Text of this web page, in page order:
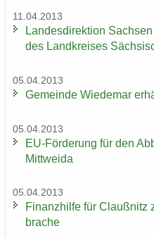
11.04.2013
Lan­des­di­rek­ti­on
des Land­krei­ses
05.04.2013
Ge­mein­de Wie­de­mar
05.04.2013
EU-​Förderung für den
Mitt­wei­da
05.04.2013
Fi­nanz­hil­fe für Clau­ß­nitz
bra­che